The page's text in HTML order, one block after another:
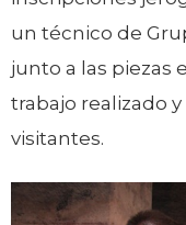
un técnico de
junto a las piezas
trabajo realizado
visitantes.